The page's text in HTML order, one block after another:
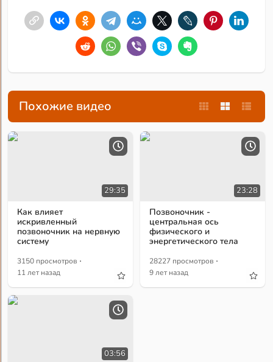
Похожие видео
29:35
Как влияет
искривленный
позвоночник на нервную
систему
3150 просмотров ·
11 лет назад
23:28
Позвоночник -
центральная ось
физического и
энергетического тела
28227 просмотров ·
9 лет назад
03:56